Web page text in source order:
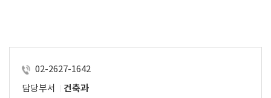
02-2627-1642
담당부서
건축과